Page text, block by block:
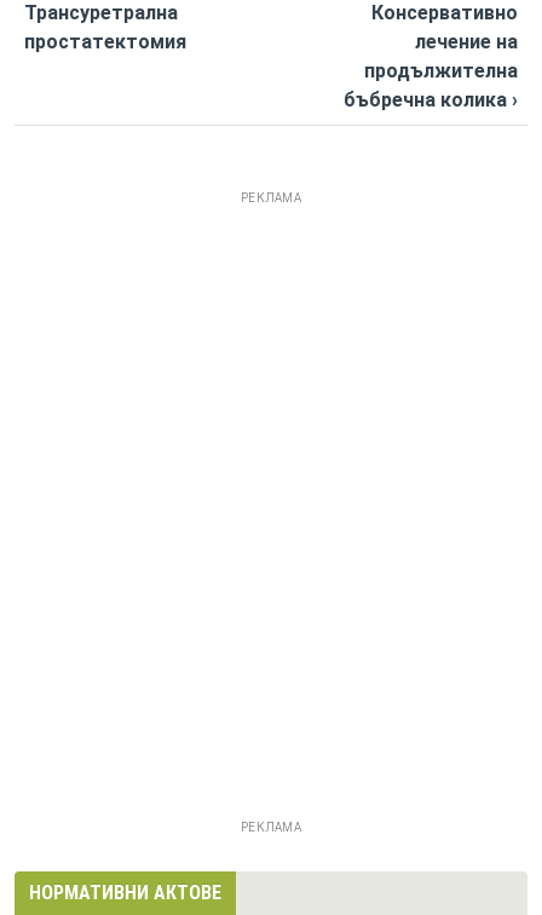
Трансуретрална
простатектомия
Консервативно
лечение на
продължителна
бъбречна колика ›
РЕКЛАМА
РЕКЛАМА
НОРМАТИВНИ АКТОВЕ